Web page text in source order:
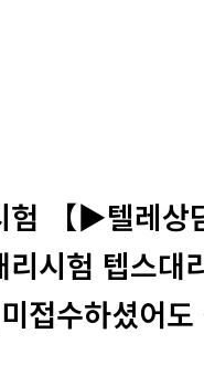
험 【▶텔레
리시험 텝스
접수하셨어